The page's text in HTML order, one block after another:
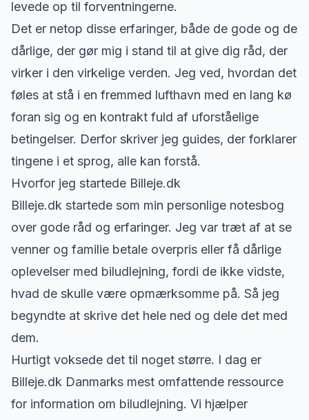
levede op til forventningerne.
Det er netop disse erfaringer, både de gode og de
dårlige, der gør mig i stand til at give dig råd, der
virker i den virkelige verden. Jeg ved, hvordan det
føles at stå i en fremmed lufthavn med en lang kø
foran sig og en kontrakt fuld af uforståelige
betingelser. Derfor skriver jeg guides, der forklarer
tingene i et sprog, alle kan forstå.
Hvorfor jeg startede Billeje.dk
Billeje.dk startede som min personlige notesbog
over gode råd og erfaringer. Jeg var træt af at se
venner og familie betale overpris eller få dårlige
oplevelser med biludlejning, fordi de ikke vidste,
hvad de skulle være opmærksomme på. Så jeg
begyndte at skrive det hele ned og dele det med
dem.
Hurtigt voksede det til noget større. I dag er
Billeje.dk Danmarks mest omfattende ressource
for information om biludlejning. Vi hjælper